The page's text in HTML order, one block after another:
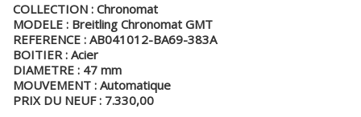
COLLECTION : Chronomat
MODELE : Breitling Chronomat GMT
REFERENCE : AB041012-BA69-383A
BOITIER : Acier
DIAMETRE : 47 mm
MOUVEMENT : Automatique
PRIX DU NEUF : 7.330,00